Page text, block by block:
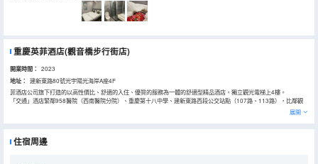
重慶英菲酒店(觀音橋步行街店)
開業時間： 2023
地址：
建新東路80號光宇陽光海岸A座4F
菲酒店公司旗下打造的以高性價比、舒適的入住、優質的服務為一體的舒適型精品酒店。獨立觀光電梯上4樓。
「交通」酒店緊鄰958醫院（西南醫院分院）、重慶第十八中學、建新東路西段公交站點（107路、113路），比鄰觀
音橋輕軌3號線、輕軌3號線20分鐘以內可達菜園壩火車站／長途汽車站、重慶人民大禮堂、三峽博物館、南坪會展中
「購物」酒店周邊有新世界購物廣場、實際新都購物中心、大融城購物廣場、金源時代廣場、九街萬匯中心，滿足您出
展開
住宿周邊